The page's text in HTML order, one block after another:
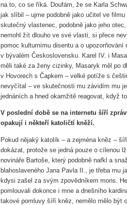
na to, co se říká. Doufám, že se Karla
jak slíbil – ujme podobně jako učitel ve
skutečný vlastenec, podobně jako jeho
nemohl žít dlouho ve své vlasti, si přece
pomoc kulturnímu disentu a o
v bývalém Československu. Karel IV. i
měli také za ženy cizinky, Masaryk měl po
v Hovorech s Čapkem – velké potíže s
nevyčítal – ve skutečnosti mu závidím mu
jednáních a hned okamžitě reagovat, když
V poslední době se na internetu šíří
opakují i někteří katoličtí kněží.
Pokud nějaký katolík – a zejména kněz –
dokázat, protože se jedná pouze o cílenou
novináře Bartoše, který podobně nařkl a
blahoslaveného Jana Pavla II., je třeba mu
kdysi zašel za svým zpovědníkem mons.
pomlouvali dokonce i mne a dnešního
takové pomluvy šíří kněz, nemělo mělo být